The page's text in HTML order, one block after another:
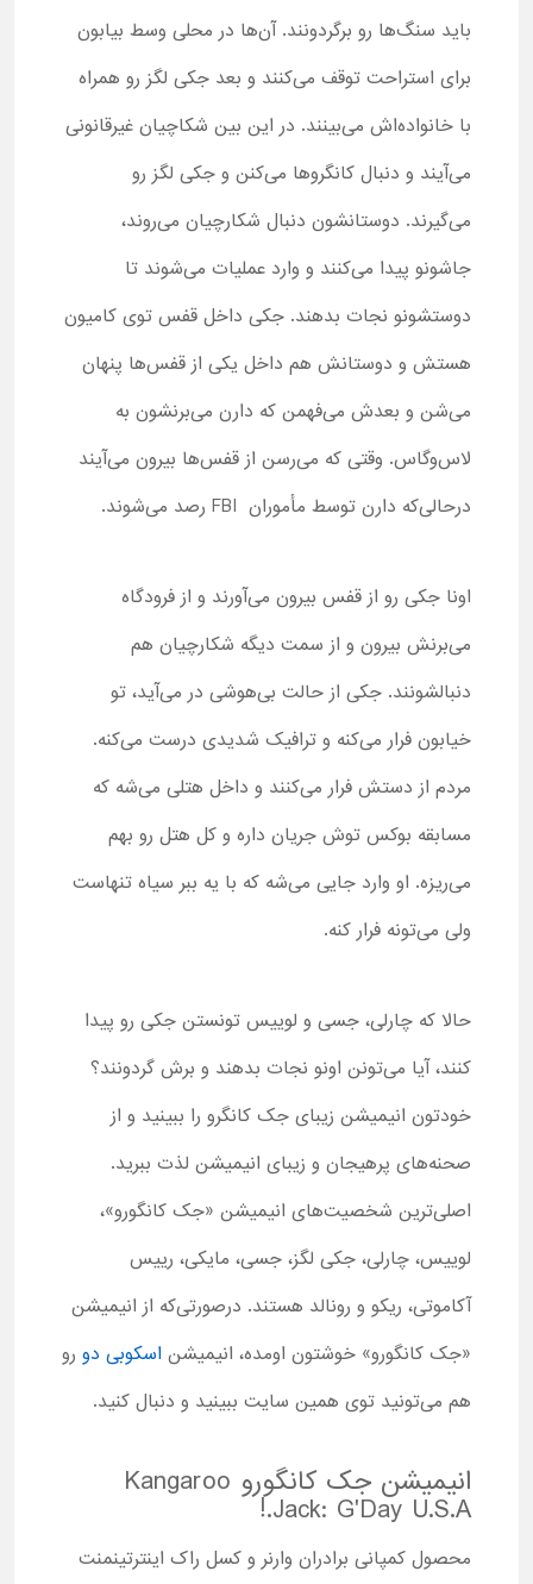
باید سنگ‌ها رو برگردونند. آن‌ها در محلی وسط بیابون
برای استراحت توقف می‌کنند و بعد جکی لگز رو همراه
با خانواده‌اش می‌بینند. در این بین شکاچیان غیرقانونی
می‌آیند و دنبال کانگروها می‌کنن و جکی لگز رو
می‌گیرند. دوستانشون دنبال شکارچیان می‌روند،
جاشونو پیدا می‌کنند و وارد عملیات می‌شوند تا
دوستشونو نجات بدهند. جکی داخل قفس توی کامیون
هستش و دوستانش هم داخل یکی از قفس‌ها پنهان
می‌شن و بعدش می‌فهمن که دارن می‌برنشون به
لاس‌وگاس. وقتی که می‌رسن از قفس‌ها بیرون می‌آیند
درحالی‌که دارن توسط مأموران FBI رصد می‌شوند.
اونا جکی رو از قفس بیرون می‌آورند و از فرودگاه
می‌برنش بیرون و از سمت دیگه شکارچیان هم
دنبالشونند. جکی از حالت بی‌هوشی در می‌آید، تو
خیابون فرار می‌کنه و ترافیک شدیدی درست می‌کنه.
مردم از دستش فرار می‌کنند و داخل هتلی می‌شه که
مسابقه بوکس توش جریان داره و کل هتل رو بهم
می‌ریزه. او وارد جایی می‌شه که با یه ببر سیاه تنهاست
ولی می‌تونه فرار کنه.
حالا که چارلی، جسی و لوییس تونستن جکی رو پیدا
کنند، آیا می‌تونن اونو نجات بدهند و برش گردونند؟
خودتون انیمیشن زیبای جک کانگرو را ببینید و از
صحنه‌های پرهیجان و زیبای انیمیشن لذت ببرید.
اصلی‌ترین شخصیت‌های انیمیشن «جک کانگورو»،
لوییس، چارلی، جکی لگز، جسی، مایکی، رییس
آکاموتی، ریکو و رونالد هستند. درصورتی‌که از انیمیشن
«جک کانگورو» خوشتون اومده، انیمیشن اسکوبی دو رو
هم می‌تونید توی همین سایت ببینید و دنبال کنید.
انیمیشن جک کانگورو Kangaroo
Jack: G'Day U.S.A.!
محصول کمپانی برادران وارنر و کسل راک اینترتینمنت